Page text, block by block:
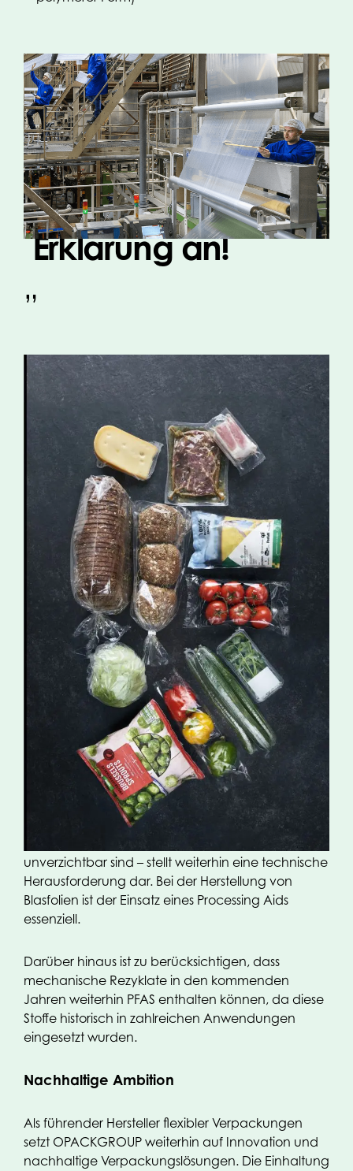
„
Fordern Sie noch
heute Ihre PFAS-
Erklärung an!
„
OPACKGROUP erfüllt die neuen
Anforderungen
Bei OPACKGROUP wurden externe Prüfungen an
Folien durchgeführt, bei denen die maximal
erforderliche Menge an PFAS-haltigem Processing
Aid eingesetzt wurde. Dabei wurde der Gehalt an
organisch gebundenem Fluor (TOF) gemessen. Die
Messwerte liegen unter 30 ppm – deutlich unter
dem zulässigen Grenzwert von 50 ppm für PFAS in
polymerer Form.
Damit ist die Konformität unserer Verpackungen
mit den Anforderungen der PPWR nachweislich
gegeben. Eine offizielle Erklärung zu diesen
Testergebnissen wurde erstellt und kann Kunden
auf Anfrage zur Verfügung gestellt werden.
Obwohl OPACKGROUP derzeit die regulatorischen
Anforderungen erfüllt, bleibt die Weiterentwicklung
hin zu PFAS-freien Alternativen ein zentrales Ziel.
Insbesondere der Ersatz PFAS-haltiger Processing
Aids – die in bestimmten Produktionsprozessen
unverzichtbar sind – stellt weiterhin eine technische
Herausforderung dar. Bei der Herstellung von
Blasfolien ist der Einsatz eines Processing Aids
essenziell.
Darüber hinaus ist zu berücksichtigen, dass
mechanische Rezyklate in den kommenden
Jahren weiterhin PFAS enthalten können, da diese
Stoffe historisch in zahlreichen Anwendungen
eingesetzt wurden.
Nachhaltige Ambition
Als führender Hersteller flexibler Verpackungen
setzt OPACKGROUP weiterhin auf Innovation und
nachhaltige Verpackungslösungen. Die Einhaltung